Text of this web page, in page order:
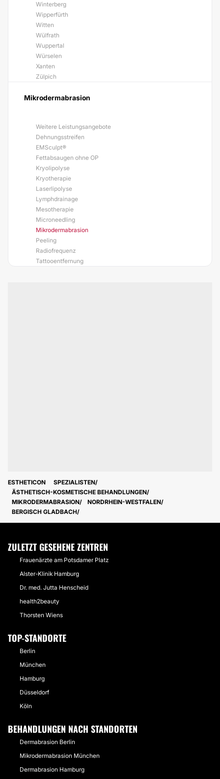
Winterberg
Wipperfürth
Witten
Wülfrath
Wuppertal
Würselen
Xanten
Zülpich
Mikrodermabrasion
Weitere Leistungsangebote
Dehnungsstreifen
EMSculpt®
Fettabsaugen ohne OP
Kryolipolyse
Kryotherapie
Laserlipolyse
Lymphdrainage
Mesotherapie
Microneedling
Mikrodermabrasion
Peeling
Radiofrequenz
Tattooentfernung
ESTHETICON
SPEZIALISTEN
ÄSTHETISCH-KOSMETISCHE BEHANDLUNGEN
MIKRODERMABRASION
NORDRHEIN-WESTFALEN
BERGISCH GLADBACH
ZULETZT GESEHENE ZENTREN
Frauenärzte am Potsdamer Platz
Alster-Klinik Hamburg
Dr. med. Jutta Henscheid
health2beauty
Thorsten Wiens
TOP-STANDORTE
Berlin
München
Hamburg
Düsseldorf
Köln
BEHANDLUNGEN NACH STANDORTEN
Dermabrasion Berlin
Mikrodermabrasion München
Dermabrasion Hamburg